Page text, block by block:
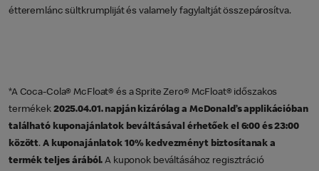
étteremlánc sültkrumpliját és valamely fagylaltját összepárosítva.
*A Coca-Cola® McFloat® és a Sprite Zero® McFloat® időszakos
termékek 2025.04.01. napján kizárólag a McDonald’s applikációban
található kuponajánlatok beváltásával érhetőek el 6:00 és 23:00
között. A kuponajánlatok 10% kedvezményt biztosítanak a
termék teljes árából.A kuponok beváltásához regisztráció